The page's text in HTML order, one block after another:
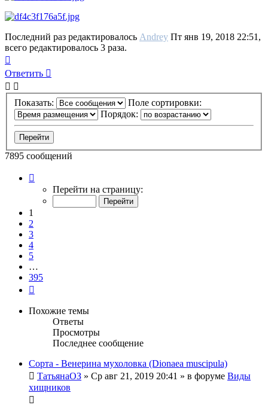
Последний раз редактировалось Andrey Пт янв 19, 2018 22:51,
всего редактировалось 3 раза.
к
началу
Ответить
Ответить
Показать:
Поле сортировки:
Порядок:
7895 сообщений
Перейти на страницу:
1
2
3
4
5
…
395
Похожие темы
Ответы
Просмотры
Последнее сообщение
Сорта - Венерина мухоловка (Dionaea muscipula)
ТатьянаОЗ » Ср авг 21, 2019 20:41 » в форуме Виды
хищников